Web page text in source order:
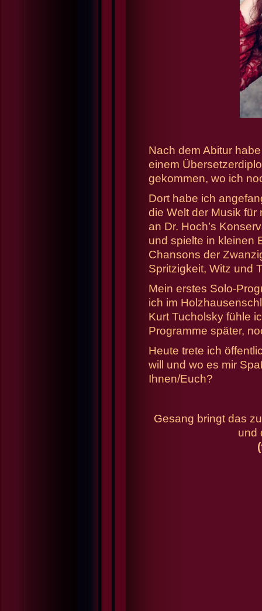
Nach dem Abitur
einem
gekommen, wo ich
Dort habe ich
die Welt der Musik
an Dr. Hoch’s
und spielte in kleinen
Chansons der
Spritzigkeit, Witz und
Mein erstes Solo-
ich im
Kurt Tucholsky fühle
Programme später,
Heute trete ich
will und wo es mir
Ihnen/Euch?
Gesang bringt das
und